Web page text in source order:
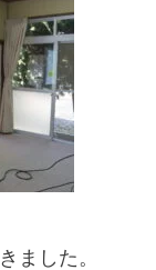
ました。